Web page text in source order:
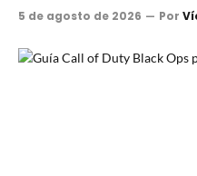
5 de agosto de 2026 Por